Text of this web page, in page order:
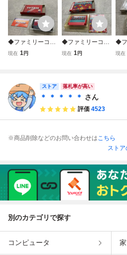
◆ファミリーコン
ピューター/ファミ
現在 1円
◆ファミリーコン
ピューター/ファミ
現在 1円
◆フ
ピ
現在
ストア 落札率が高い
＊ ＊ ＊ ＊ ＊ さん
評価 4523
※商品削除などのお問い合わせはこちら
ストア
別のカテゴリで探す
コンピュータ